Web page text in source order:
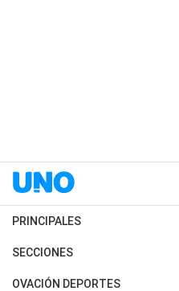
PRINCIPALES
Últimas Noticias
Política
SECCIONES
Horóscopo
OVACIÓN DEPORTES